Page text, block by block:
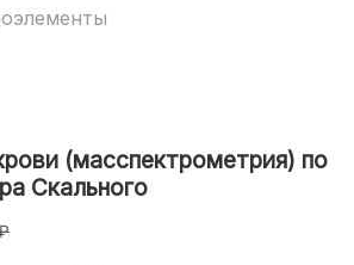
(масспектрометрия) по
Скального